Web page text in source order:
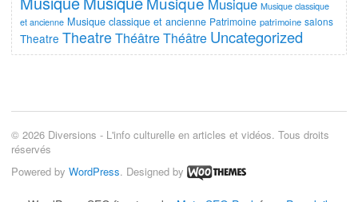
Musique Musique classique
et ancienne Musique classique et ancienne Patrimoine patrimoine salons
Theatre Theatre ThéâtreThéâtre Uncategorized
© 2026 Diversions - L'info culturelle en articles et vidéos. Tous droits
réservés
Powered by WordPress. Designed by